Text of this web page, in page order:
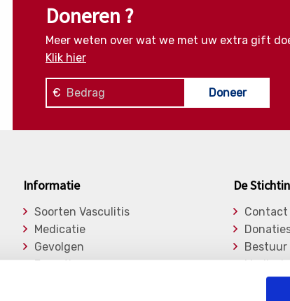
Doneren ?
Meer weten over wat we met uw extra gift
Klik hier
€ Doneer
Informatie
Soorten Vasculitis
Medicatie
Gevolgen
Expertise
De
Contact
Bestuur
Lid